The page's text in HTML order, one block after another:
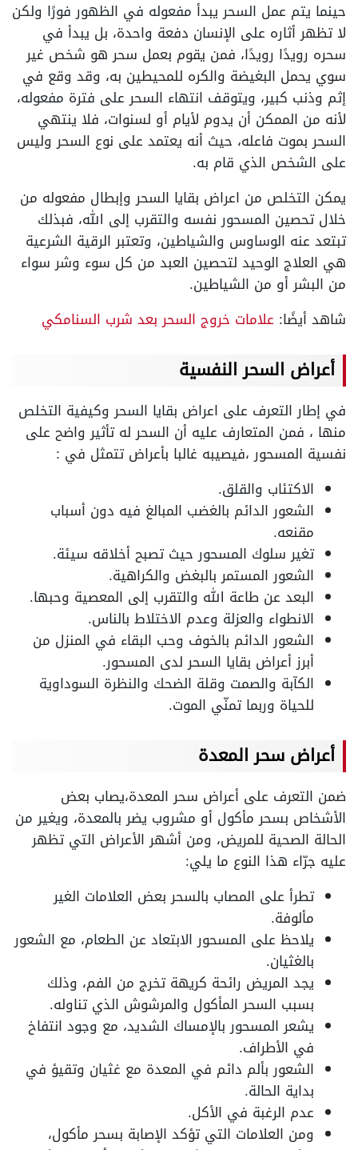
حينما يتم عمل السحر يبدأ مفعوله في الظهور فورًا ولكن
لا تظهر أثاره على الإنسان دفعة واحدة، بل يبدأ في
سحره رويدًا رويدًا، فمن يقوم بعمل سحر هو شخص غير
سوي يحمل البغيضة والكره للمحيطين به، وقد وقع في
إثم وذنب كبير، ويتوقف انتهاء السحر على فترة مفعوله،
لأنه من الممكن أن يدوم لأيام أو لسنوات، فلا ينتهي
السحر بموت فاعله، حيث أنه يعتمد على نوع السحر وليس
على الشخص الذي قام به.
يمكن التخلص من اعراض بقايا السحر وإبطال مفعوله من
خلال تحصين المسحور نفسه والتقرب إلى الله، فبذلك
تبتعد عنه الوساوس والشياطين، وتعتبر الرقية الشرعية
هي العلاج الوحيد لتحصين العبد من كل سوء وشر سواء
من البشر أو من الشياطين.
شاهد أيضًا: علامات خروج السحر بعد شرب السنامكي
أعراض السحر النفسية
في إطار التعرف على اعراض بقايا السحر وكيفية التخلص
منها ، فمن المتعارف عليه أن السحر له تأثير واضح على
نفسية المسحور ،فيصيبه غالبا بأعراض تتمثل في :
الاكتئاب والقلق.
الشعور الدائم بالغضب المبالغ فيه دون أسباب
مقنعه.
تغير سلوك المسحور حيث تصبح أخلاقه سيئة.
الشعور المستمر بالبغض والكراهية.
البعد عن طاعة الله والتقرب إلى المعصية وحبها.
الانطواء والعزلة وعدم الاختلاط بالناس.
الشعور الدائم بالخوف وحب البقاء في المنزل من
أبرز أعراض بقايا السحر لدى المسحور.
الكآبة والصمت وقلة الضحك والنظرة السوداوية
للحياة وربما تمنّي الموت.
أعراض سحر المعدة
ضمن التعرف على أعراض سحر المعدة،يصاب بعض
الأشخاص بسحر مأكول أو مشروب يضر بالمعدة، ويغير من
الحالة الصحية للمريض، ومن أشهر الأعراض التي تظهر
عليه جرّاء هذا النوع ما يلي:
تطرأ على المصاب بالسحر بعض العلامات الغير
مألوفة.
يلاحظ على المسحور الابتعاد عن الطعام، مع الشعور
بالغثيان.
يجد المريض رائحة كريهة تخرج من الفم، وذلك
بسبب السحر المأكول والمرشوش الذي تناوله.
يشعر المسحور بالإمساك الشديد، مع وجود انتفاخ
في الأطراف.
الشعور بألم دائم في المعدة مع غثيان وتقيؤ في
بداية الحالة.
عدم الرغبة في الأكل.
ومن العلامات التي تؤكد الإصابة بسحر مأكول،